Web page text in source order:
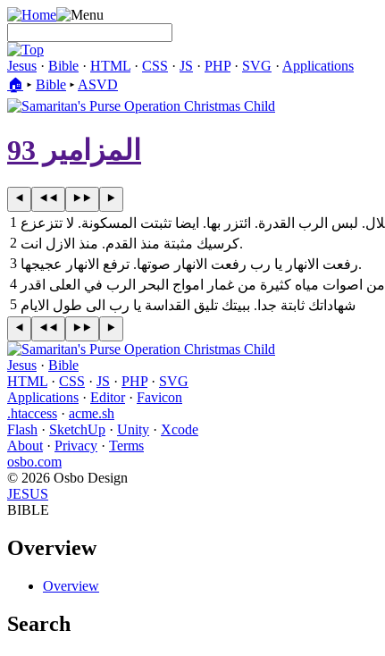
Jesus · Bible · HTML · CSS · JS · PHP· SVG · Applications
🏠︎ ▸ Bible ▸ ASVD
المزامير 93
1
2
‎كرسيك مثبتة منذ القدم. منذ الازل انت‎.
3
‎رفعت الانهار يا رب رفعت الانهار صوتها. ترفع الانهار عجيجها‎.
4
5 ‎شهاداتك ثابتة جدا. ببيتك تليق القداسة يا رب الى طول الايام
Jesus · Bible
HTML · CSS · JS · PHP· SVG
Applications · Editor· Favicon
.htaccess · acme.sh
Flash · SketchUp · Unity · Xcode
About · Privacy · Terms
osbo.com
© 2026 Osbo Design
JESUS
BIBLE
Overview
Overview
Search